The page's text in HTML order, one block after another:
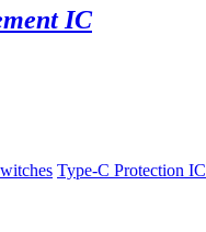
IC
Type-C Protection IC